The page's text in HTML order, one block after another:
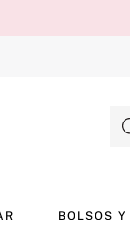
BOLSOS Y